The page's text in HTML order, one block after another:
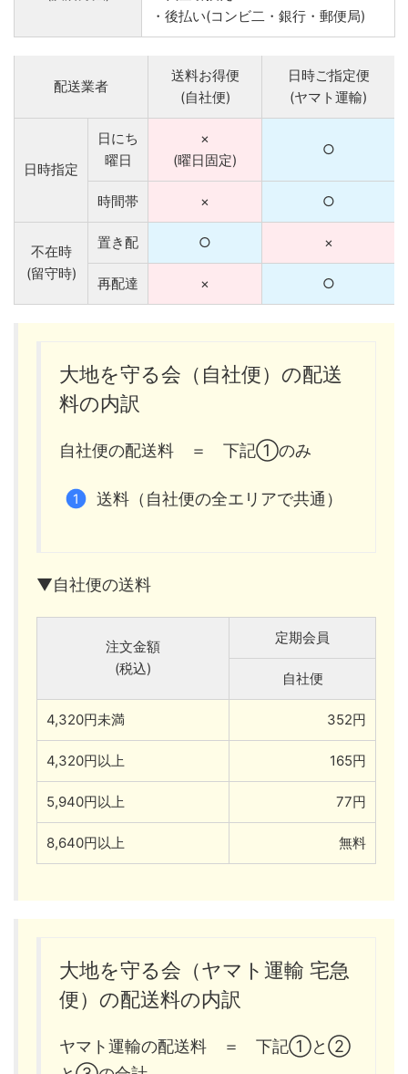
・後払い(コンビ二・銀行・郵便局)
配送業者
送料お得便
(自社便)
日時ご指定便
(ヤマト運輸)
日時指定
日にち
曜日
×
(曜日固定)
○
時間帯 × ○
不在時
(留守時)
置き配 ○ ×
再配達 × ○
大地を守る会（自社便）の配送
料の内訳
自社便の配送料 ＝ 下記①のみ
送料（自社便の全エリアで共通）
▼自社便の送料
注文金額
(税込)
定期会員
自社便
4,320円未満 352円
4,320円以上 165円
5,940円以上 77円
8,640円以上 無料
大地を守る会（ヤマト運輸 宅急
便）の配送料の内訳
ヤマト運輸の配送料 ＝ 下記①と②